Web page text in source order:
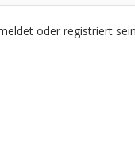
oder registriert